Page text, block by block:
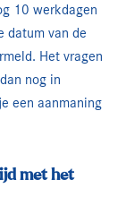
10 werkdagen
datum van de
Het vragen
nog in
een aanmaning
met het